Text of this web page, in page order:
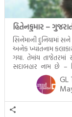
હિતેનકુમાર –
સિનેમાની દુનિયામાં
અનેક ખ્યાતનામ
ગયા. તેમાંય
સદાબહાર નામ છે –
હિતેનકુમારનું નામ
ભાવાવાહી […]
GL